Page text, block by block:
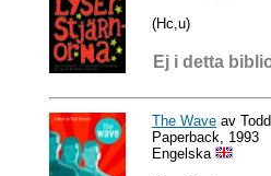
(Hc,u)
Ej i detta
The Wave av
Paperback, 1993
Engelska